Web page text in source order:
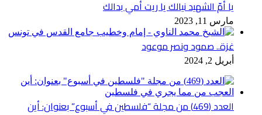
يا أمّ الشهيد نيالك يا ريت أمي بدالك
مارس 11, 2023
غزة.. صمود ونصر موعود
أبريل 2, 2024
العدد (469) من مجلة “فلسطين في أسبوع” بعنوان: أين